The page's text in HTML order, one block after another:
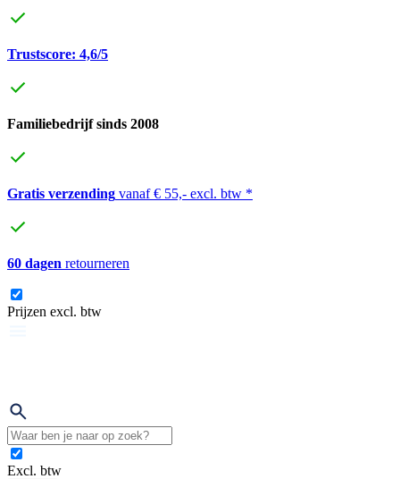
Trustscore: 4,6/5
Familiebedrijf sinds 2008
Gratis verzending vanaf € 55,- excl. btw *
60 dagen retourneren
Prijzen excl. btw
Excl. btw